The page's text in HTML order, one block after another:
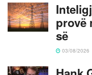
provë
së
03/08/2026